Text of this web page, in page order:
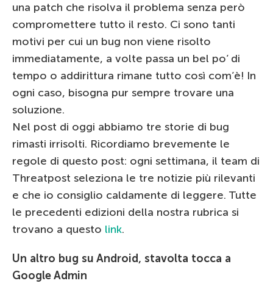
una patch che risolva il problema senza però
compromettere tutto il resto. Ci sono tanti
motivi per cui un bug non viene risolto
immediatamente, a volte passa un bel po’ di
tempo o addirittura rimane tutto così com’è! In
ogni caso, bisogna pur sempre trovare una
soluzione.
Nel post di oggi abbiamo tre storie di bug
rimasti irrisolti. Ricordiamo brevemente le
regole di questo post: ogni settimana, il team di
Threatpost seleziona le tre notizie più rilevanti
e che io consiglio caldamente di leggere. Tutte
le precedenti edizioni della nostra rubrica si
trovano a questo link.
Un altro bug su Android, stavolta tocca a
Google Admin